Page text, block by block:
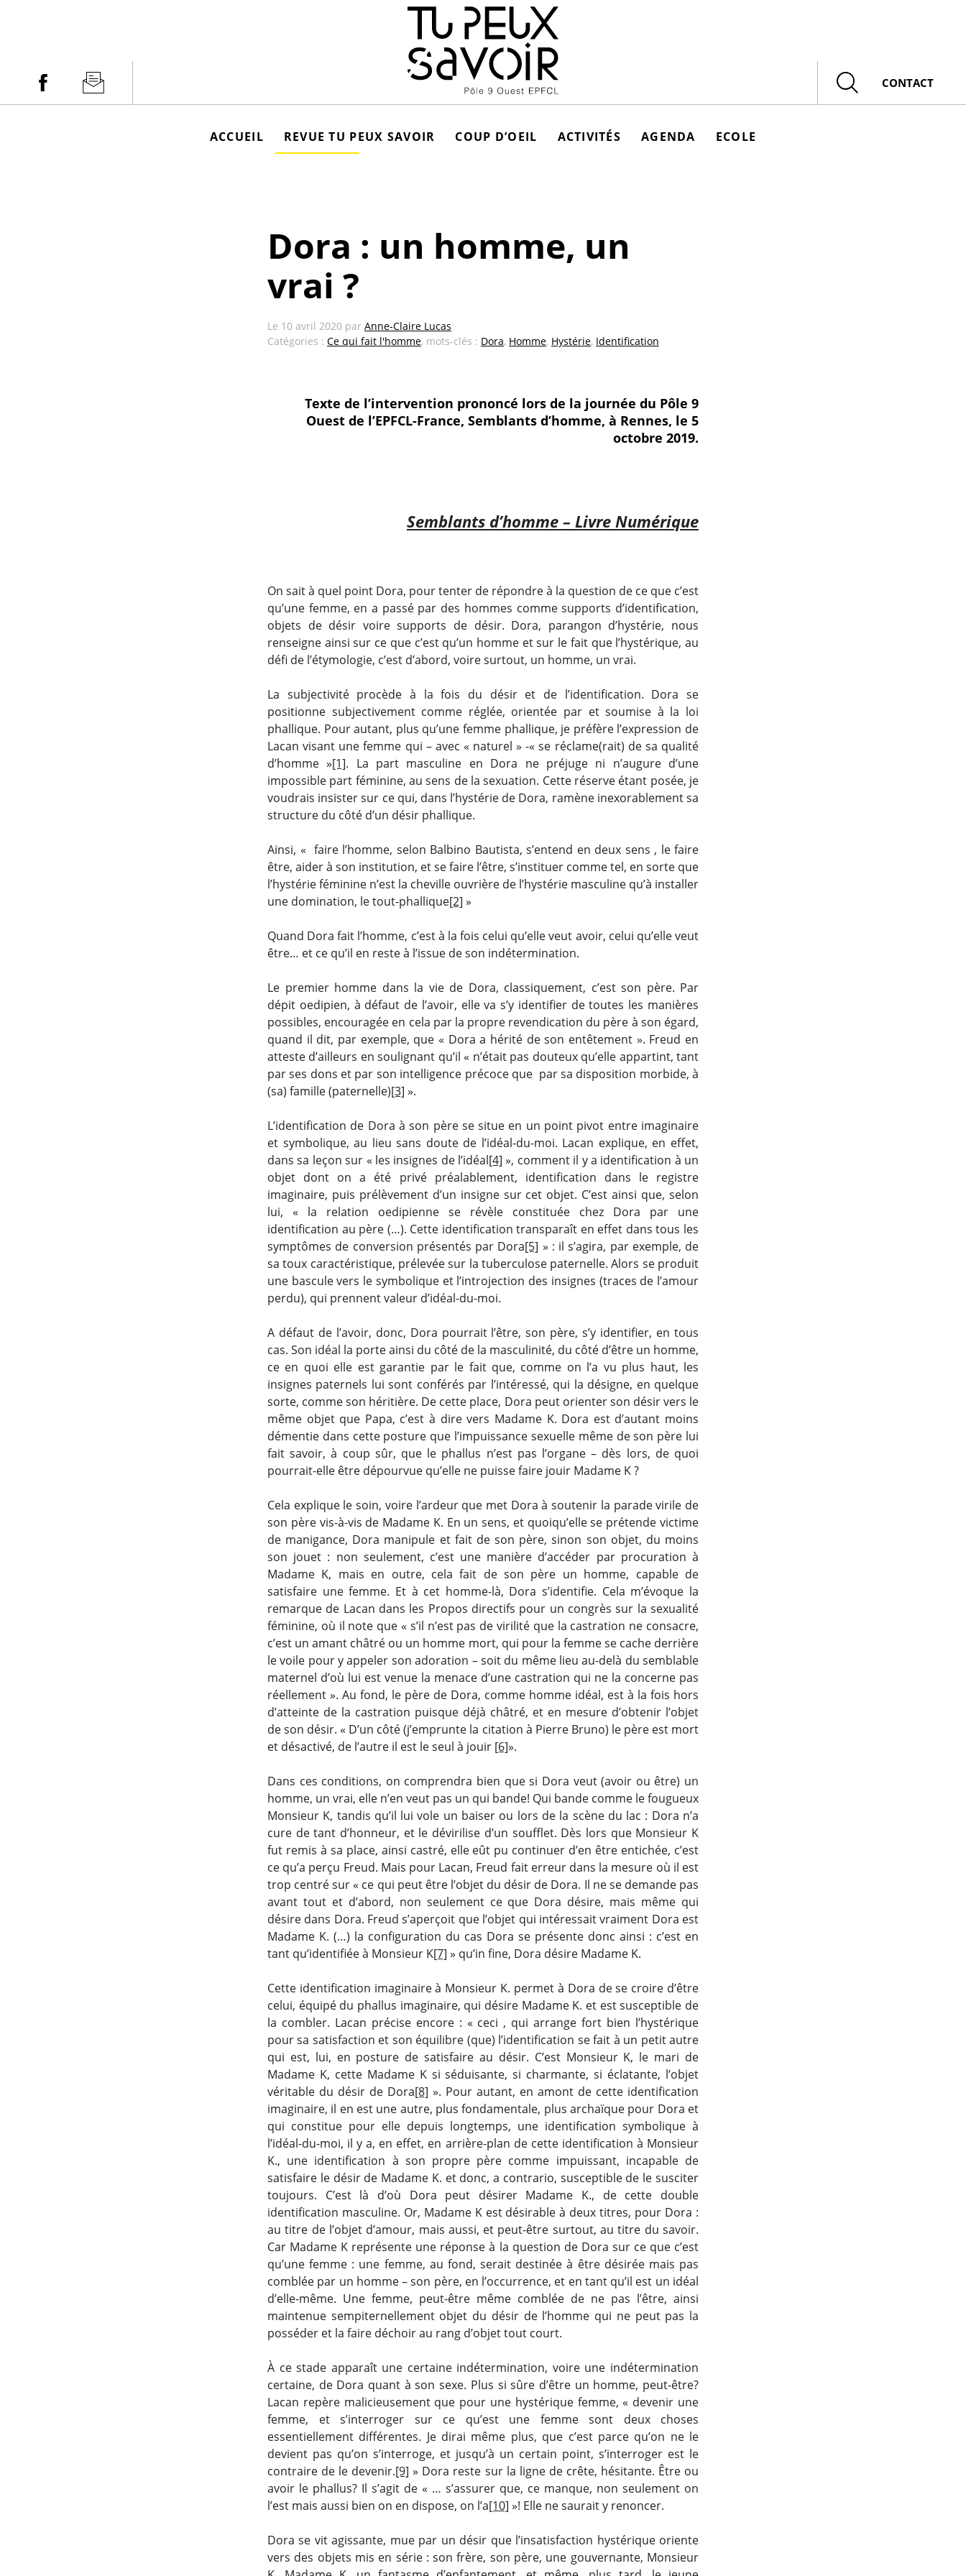
Facebook Newsletter
Rechercher
CONTACT
ACCUEIL REVUE TU PEUX SAVOIR COUP D’OEIL ACTIVITÉS AGENDA ECOLE
Dora : un homme, un
vrai ?
Le 10 avril 2020 par Anne-Claire Lucas
Catégories : Ce qui fait l'homme, mots-clés : Dora, Homme, Hystérie, Identification
Texte de l’intervention prononcé lors de la journée du Pôle 9
Ouest de l’EPFCL-France, Semblants d’homme, à Rennes, le 5
octobre 2019.
Semblants d’homme – Livre Numérique
On sait à quel point Dora, pour tenter de répondre à la question de ce que c’est
qu’une femme, en a passé par des hommes comme supports d’identification,
objets de désir voire supports de désir. Dora, parangon d’hystérie, nous
renseigne ainsi sur ce que c’est qu’un homme et sur le fait que l’hystérique, au
défi de l’étymologie, c’est d’abord, voire surtout, un homme, un vrai.
La subjectivité procède à la fois du désir et de l’identification. Dora se
positionne subjectivement comme réglée, orientée par et soumise à la loi
phallique. Pour autant, plus qu’une femme phallique, je préfère l’expression de
Lacan visant une femme qui – avec « naturel » -« se réclame(rait) de sa qualité
d’homme »[1]. La part masculine en Dora ne préjuge ni n’augure d’une
impossible part féminine, au sens de la sexuation. Cette réserve étant posée, je
voudrais insister sur ce qui, dans l’hystérie de Dora, ramène inexorablement sa
structure du côté d’un désir phallique.
Ainsi, « faire l’homme, selon Balbino Bautista, s’entend en deux sens , le faire
être, aider à son institution, et se faire l’être, s’instituer comme tel, en sorte que
l’hystérie féminine n’est la cheville ouvrière de l’hystérie masculine qu’à installer
une domination, le tout-phallique[2] »
Quand Dora fait l’homme, c’est à la fois celui qu’elle veut avoir, celui qu’elle veut
être… et ce qu’il en reste à l’issue de son indétermination.
Le premier homme dans la vie de Dora, classiquement, c’est son père. Par
dépit oedipien, à défaut de l’avoir, elle va s’y identifier de toutes les manières
possibles, encouragée en cela par la propre revendication du père à son égard,
quand il dit, par exemple, que « Dora a hérité de son entêtement ». Freud en
atteste d’ailleurs en soulignant qu’il « n’était pas douteux qu’elle appartint, tant
par ses dons et par son intelligence précoce que par sa disposition morbide, à
(sa) famille (paternelle)[3] ».
L’identification de Dora à son père se situe en un point pivot entre imaginaire
et symbolique, au lieu sans doute de l’idéal-du-moi. Lacan explique, en effet,
dans sa leçon sur « les insignes de l’idéal[4] », comment il y a identification à un
objet dont on a été privé préalablement, identification dans le registre
imaginaire, puis prélèvement d’un insigne sur cet objet. C’est ainsi que, selon
lui, « la relation oedipienne se révèle constituée chez Dora par une
identification au père (…). Cette identification transparaît en effet dans tous les
symptômes de conversion présentés par Dora[5] » : il s’agira, par exemple, de
sa toux caractéristique, prélevée sur la tuberculose paternelle. Alors se produit
une bascule vers le symbolique et l’introjection des insignes (traces de l’amour
perdu), qui prennent valeur d’idéal-du-moi.
A défaut de l’avoir, donc, Dora pourrait l’être, son père, s’y identifier, en tous
cas. Son idéal la porte ainsi du côté de la masculinité, du côté d’être un homme,
ce en quoi elle est garantie par le fait que, comme on l’a vu plus haut, les
insignes paternels lui sont conférés par l’intéressé, qui la désigne, en quelque
sorte, comme son héritière. De cette place, Dora peut orienter son désir vers le
même objet que Papa, c’est à dire vers Madame K. Dora est d’autant moins
démentie dans cette posture que l’impuissance sexuelle même de son père lui
fait savoir, à coup sûr, que le phallus n’est pas l’organe – dès lors, de quoi
pourrait-elle être dépourvue qu’elle ne puisse faire jouir Madame K ?
Cela explique le soin, voire l’ardeur que met Dora à soutenir la parade virile de
son père vis-à-vis de Madame K. En un sens, et quoiqu’elle se prétende victime
de manigance, Dora manipule et fait de son père, sinon son objet, du moins
son jouet : non seulement, c’est une manière d’accéder par procuration à
Madame K, mais en outre, cela fait de son père un homme, capable de
satisfaire une femme. Et à cet homme-là, Dora s’identifie. Cela m’évoque la
remarque de Lacan dans les Propos directifs pour un congrès sur la sexualité
féminine, où il note que « s’il n’est pas de virilité que la castration ne consacre,
c’est un amant châtré ou un homme mort, qui pour la femme se cache derrière
le voile pour y appeler son adoration – soit du même lieu au-delà du semblable
maternel d’où lui est venue la menace d’une castration qui ne la concerne pas
réellement ». Au fond, le père de Dora, comme homme idéal, est à la fois hors
d’atteinte de la castration puisque déjà châtré, et en mesure d’obtenir l’objet
de son désir. « D’un côté (j’emprunte la citation à Pierre Bruno) le père est mort
et désactivé, de l’autre il est le seul à jouir [6]».
Dans ces conditions, on comprendra bien que si Dora veut (avoir ou être) un
homme, un vrai, elle n’en veut pas un qui bande! Qui bande comme le fougueux
Monsieur K, tandis qu’il lui vole un baiser ou lors de la scène du lac : Dora n’a
cure de tant d’honneur, et le dévirilise d’un soufflet. Dès lors que Monsieur K
fut remis à sa place, ainsi castré, elle eût pu continuer d’en être entichée, c’est
ce qu’a perçu Freud. Mais pour Lacan, Freud fait erreur dans la mesure où il est
trop centré sur « ce qui peut être l’objet du désir de Dora. Il ne se demande pas
avant tout et d’abord, non seulement ce que Dora désire, mais même qui
désire dans Dora. Freud s’aperçoit que l’objet qui intéressait vraiment Dora est
Madame K. (…) la configuration du cas Dora se présente donc ainsi : c’est en
tant qu’identifiée à Monsieur K[7] » qu’in fine, Dora désire Madame K.
Cette identification imaginaire à Monsieur K. permet à Dora de se croire d’être
celui, équipé du phallus imaginaire, qui désire Madame K. et est susceptible de
la combler. Lacan précise encore : « ceci , qui arrange fort bien l’hystérique
pour sa satisfaction et son équilibre (que) l’identification se fait à un petit autre
qui est, lui, en posture de satisfaire au désir. C’est Monsieur K, le mari de
Madame K, cette Madame K si séduisante, si charmante, si éclatante, l’objet
véritable du désir de Dora[8] ». Pour autant, en amont de cette identification
imaginaire, il en est une autre, plus fondamentale, plus archaïque pour Dora et
qui constitue pour elle depuis longtemps, une identification symbolique à
l’idéal-du-moi, il y a, en effet, en arrière-plan de cette identification à Monsieur
K., une identification à son propre père comme impuissant, incapable de
satisfaire le désir de Madame K. et donc, a contrario, susceptible de le susciter
toujours. C’est là d’où Dora peut désirer Madame K., de cette double
identification masculine. Or, Madame K est désirable à deux titres, pour Dora :
au titre de l’objet d’amour, mais aussi, et peut-être surtout, au titre du savoir.
Car Madame K représente une réponse à la question de Dora sur ce que c’est
qu’une femme : une femme, au fond, serait destinée à être désirée mais pas
comblée par un homme – son père, en l’occurrence, et en tant qu’il est un idéal
d’elle-même. Une femme, peut-être même comblée de ne pas l’être, ainsi
maintenue sempiternellement objet du désir de l’homme qui ne peut pas la
posséder et la faire déchoir au rang d’objet tout court.
À ce stade apparaît une certaine indétermination, voire une indétermination
certaine, de Dora quant à son sexe. Plus si sûre d’être un homme, peut-être?
Lacan repère malicieusement que pour une hystérique femme, « devenir une
femme, et s’interroger sur ce qu’est une femme sont deux choses
essentiellement différentes. Je dirai même plus, que c’est parce qu’on ne le
devient pas qu’on s’interroge, et jusqu’à un certain point, s’interroger est le
contraire de le devenir.[9] » Dora reste sur la ligne de crête, hésitante. Être ou
avoir le phallus? Il s’agit de « … s’assurer que, ce manque, non seulement on
l’est mais aussi bien on en dispose, on l’a[10] »! Elle ne saurait y renoncer.
Dora se vit agissante, mue par un désir que l’insatisfaction hystérique oriente
vers des objets mis en série : son frère, son père, une gouvernante, Monsieur